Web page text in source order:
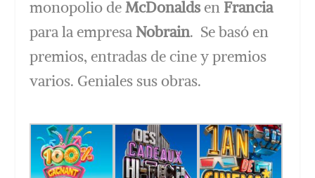
monopolio deMcDonaldsen Francia
para la empresaNobrain. Se basó en
premios, entradas de cine y premios
varios. Geniales sus obras.